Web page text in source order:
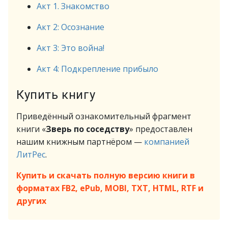
Акт 1. Знакомство
Акт 2: Осознание
Акт 3: Это война!
Акт 4: Подкрепление прибыло
Купить книгу
Приведённый ознакомительный фрагмент
книги «Зверь по соседству» предоставлен
нашим книжным партнёром — компанией
ЛитРес.
Купить и скачать полную версию книги в
форматах FB2, ePub, MOBI, TXT, HTML, RTF и
других